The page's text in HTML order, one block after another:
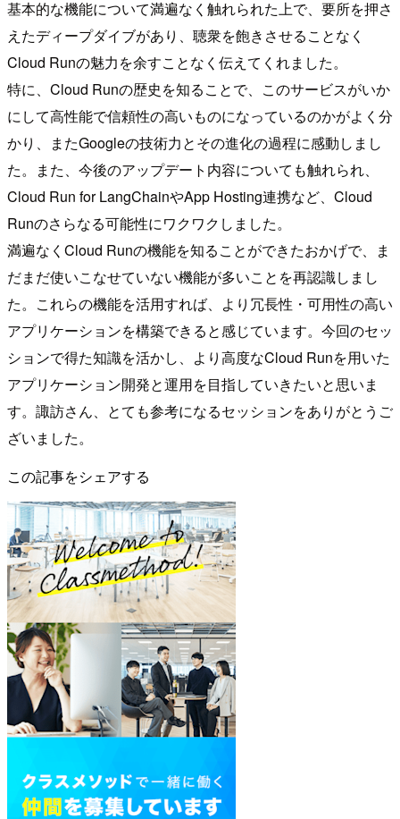
基本的な機能について満遍なく触れられた上で、要所を押さ
えたディープダイブがあり、聴衆を飽きさせることなく
Cloud Runの魅力を余すことなく伝えてくれました。
特に、Cloud Runの歴史を知ることで、このサービスがいか
にして高性能で信頼性の高いものになっているのかがよく分
かり、またGoogleの技術力とその進化の過程に感動しまし
た。また、今後のアップデート内容についても触れられ、
Cloud Run for LangChainやApp Hosting連携など、Cloud
Runのさらなる可能性にワクワクしました。
満遍なくCloud Runの機能を知ることができたおかげで、ま
だまだ使いこなせていない機能が多いことを再認識しまし
た。これらの機能を活用すれば、より冗長性・可用性の高い
アプリケーションを構築できると感じています。今回のセッ
ションで得た知識を活かし、より高度なCloud Runを用いた
アプリケーション開発と運用を目指していきたいと思いま
す。諏訪さん、とても参考になるセッションをありがとうご
ざいました。
この記事をシェアする